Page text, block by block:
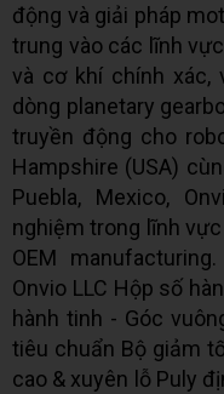
động và giải pháp
trung vào các lĩnh
và cơ khí chính xác,
dòng planetary
truyền động cho
Hampshire (USA)
Puebla, Mexico,
nghiệm trong lĩnh
OEM
Onvio LLC Hộp số
hành tinh - Góc
tiêu chuẩn Bộ giảm
cao & xuyên lỗ Puly